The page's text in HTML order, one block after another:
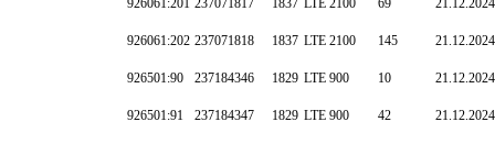
926061:201 237071817 1837 LTE 2100 69 21.12.2024
926061:202 237071818 1837 LTE 2100 145 21.12.2024
926501:90 237184346 1829 LTE 900 10 21.12.2024
926501:91 237184347 1829 LTE 900 42 21.12.2024